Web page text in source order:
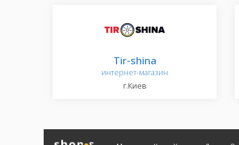
Tir-shina
интернет-магазин
г.Киев